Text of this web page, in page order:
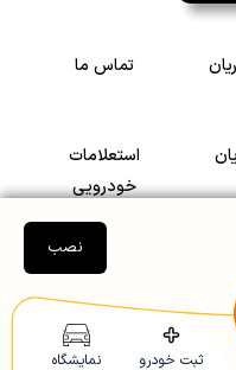
ثبت خودرو نمایشگاه
تماس ما
استعلامات
خودرویی
Copyright ©
نصب